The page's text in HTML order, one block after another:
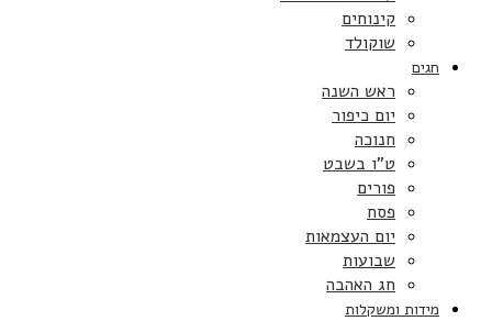
קינוחים
שוקולד
חגים
ראש השנה
יום כיפור
חנוכה
ט”ו בשבט
פורים
פסח
יום העצמאות
שבועות
חג האהבה
מידות ומשקלות